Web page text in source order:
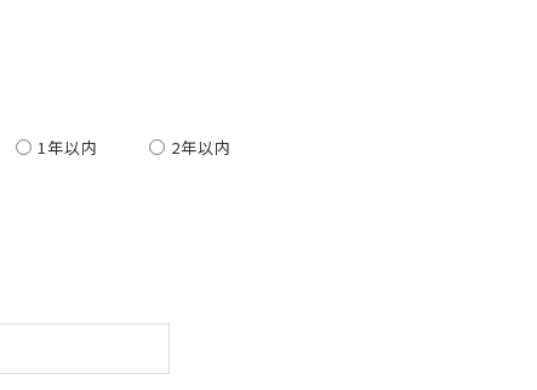
1年以内
2年以内